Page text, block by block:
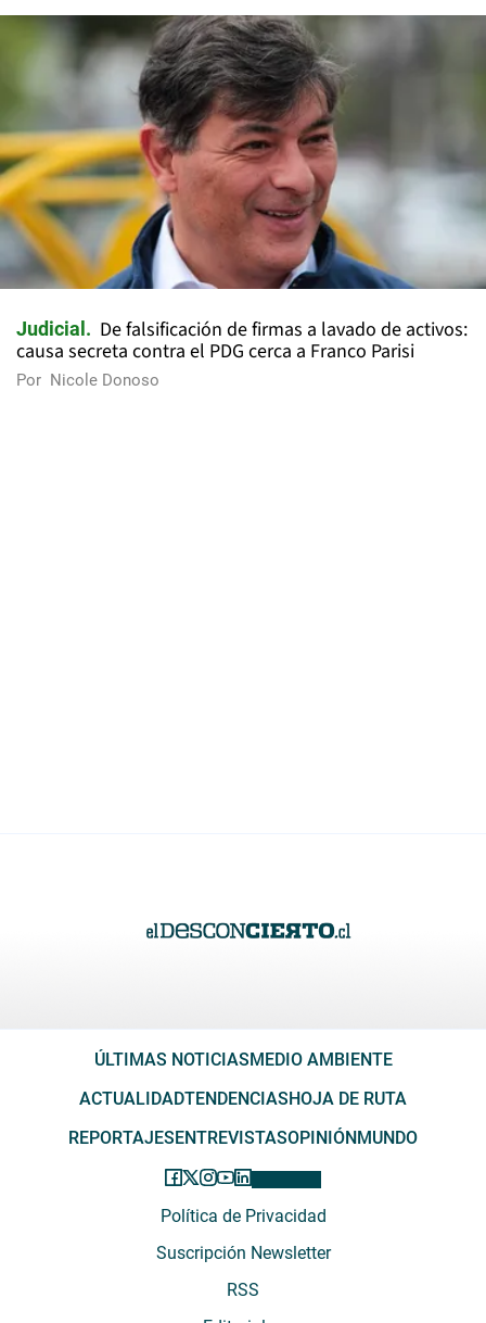
Judicial
De falsificación de firmas a lavado de activos:
causa secreta contra el PDG cerca a Franco Parisi
Por Nicole Donoso
ÚLTIMAS NOTICIAS MEDIO AMBIENTE
ACTUALIDADTENDENCIAS HOJA DE RUTA
REPORTAJES ENTREVISTASOPINIÓN MUNDO
Política de Privacidad
Suscripción Newsletter
RSS